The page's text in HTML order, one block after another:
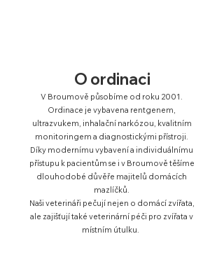
O ordinaci
V Broumově působíme od roku 2001.
Ordinace je vybavena rentgenem,
ultrazvukem, inhalační narkózou, kvalitním
monitoringem a diagnostickými přístroji.
Díky modernímu vybavení a individuálnímu
přístupu k pacientům se i v Broumově těšíme
dlouhodobé důvěře majitelů domácích
mazlíčků.
Naši veterináři pečují nejen o domácí zvířata,
ale zajišťují také veterinární péči pro zvířata v
místním útulku.